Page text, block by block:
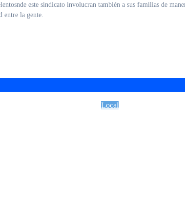
este sindicato involucran también a sus familias de
entre la gente.
Local